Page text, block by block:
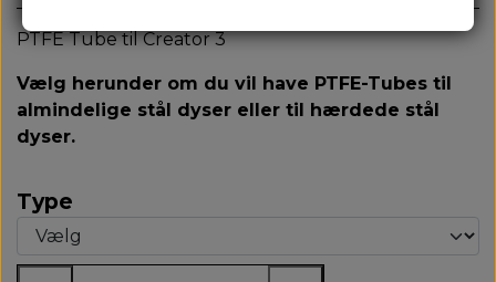
PTFE Tube til Creator 3
Vælg herunder om du vil have PTFE-Tubes til
almindelige stål dyser eller til hærdede stål
dyser.
Type